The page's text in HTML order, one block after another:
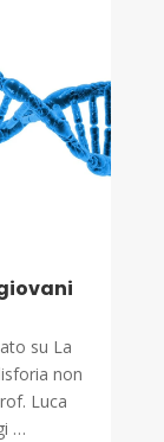
su La
non
Luca
…